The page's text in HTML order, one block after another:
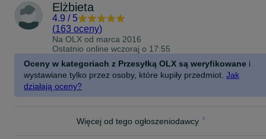
Elżbieta
4.9 / 5
(163 oceny)
Na OLX od marca 2016
Ostatnio online wczoraj o 17:55
Oceny w kategoriach z Przesyłką OLX są weryfikowane i
wystawiane tylko przez osoby, które kupiły przedmiot. Jak
działają oceny?
Więcej od tego ogłoszeniodawcy